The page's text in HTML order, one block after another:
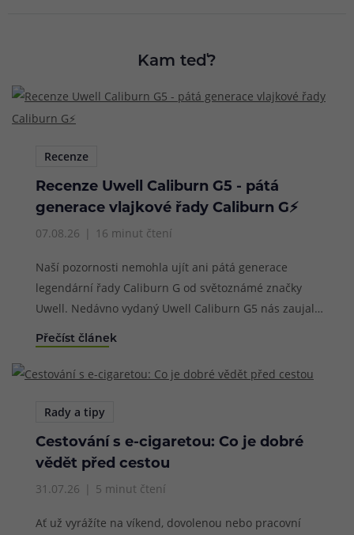
Kam teď?
Recenze
Recenze Uwell Caliburn G5 - pátá
generace vlajkové řady Caliburn G⚡
07.08.26
16 minut čtení
Naší pozornosti nemohla ujít ani pátá generace
legendární řady Caliburn G od světoznámé značky
Uwell. Nedávno vydaný Uwell Caliburn G5 nás zaujal
stále skvělé výsledky a rádi bychom vám nabídli naši
uživatelskou recenzi, kterou jsme pro vás sestavili do
testování. Co tedy přináší Uwell Caliburn G5 nového a
jaké jsou jeho výhody a nevýhody?
Přečíst článek
Rady a tipy
Cestování s e-cigaretou: Co je dobré
vědět před cestou
31.07.26
5 minut čtení
Ať už vyrážíte na víkend, dovolenou nebo pracovní